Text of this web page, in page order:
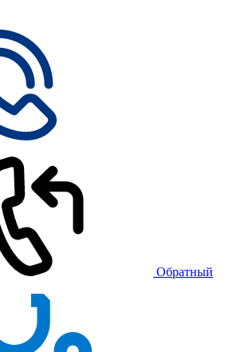
Обратный